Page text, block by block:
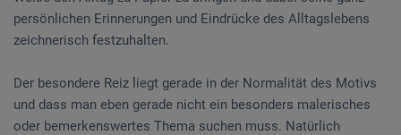
persönlichen Erinnerungen und Eindrücke des Alltagslebens
zeichnerisch festzuhalten.
Der besondere Reiz liegt gerade in der Normalität des Motivs
und dass man eben gerade nicht ein besonders malerisches
oder bemerkenswertes Thema suchen muss. Natürlich